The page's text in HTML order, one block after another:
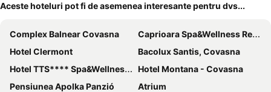
Aceste hoteluri pot fi de asemenea interesante pentru dvs...
Complex Balnear Covasna
Caprioara Spa&Wellness Resort
Hotel Clermont
Bacolux Santis, Covasna
Hotel TTS**** Spa&Wellness Covasna
Hotel Montana - Covasna
Pensiunea Apolka Panzió
Atrium